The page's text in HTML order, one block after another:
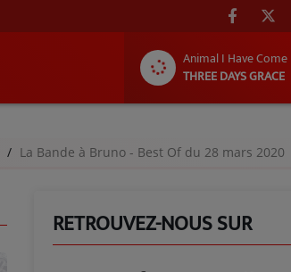
Animal I Have Come
THREE DAYS GRACE
La Bande à Bruno - Best Of du 28 mars 2020
RETROUVEZ-NOUS SUR